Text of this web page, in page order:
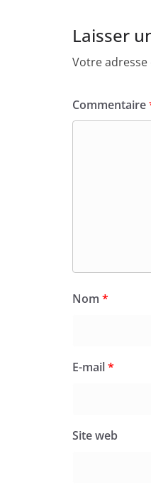
Laisser
Votre adresse
Commentaire
Nom *
E-mail*
Site web